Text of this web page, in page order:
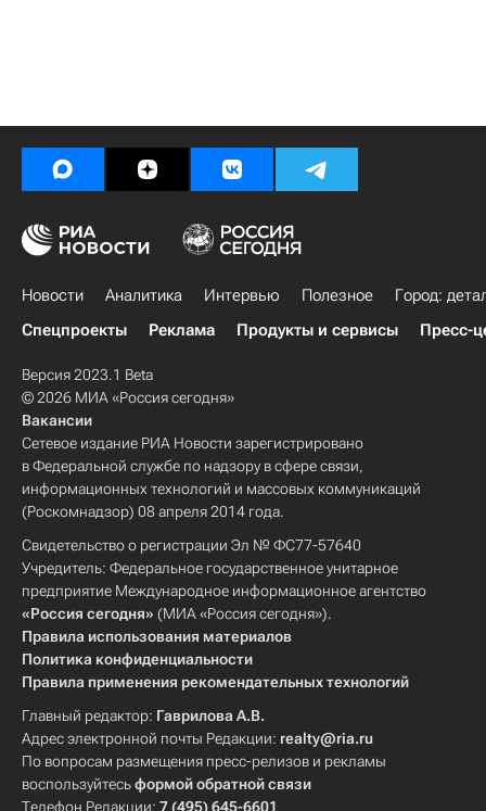
Новости Аналитика Интервью Полезное
Город:
Спецпроекты
Реклама Продукты и сервисы Пресс-
Версия 2023.1 Beta
© 2026 МИА «Россия сегодня»
Вакансии
Сетевое издание РИА Новости зарегистрировано
в Федеральной службе по надзору в сфере связи,
информационных технологий и массовых коммуникаций
(Роскомнадзор) 08 апреля 2014 года.
Свидетельство о регистрации Эл № ФС77-57640
Учредитель: Федеральное государственное унитарное
предприятие Международное информационное агентство
«Россия сегодня» (МИА «Россия сегодня»).
Правила использования материалов
Политика конфиденциальности
Правила применения рекомендательных технологий
Главный редактор: Гаврилова А.В.
Адрес электронной почты Редакции: realty@ria.ru
По вопросам размещения пресс-релизов и рекламы
воспользуйтесьформой обратной связи
Телефон Редакции: 7 (495) 645-6601